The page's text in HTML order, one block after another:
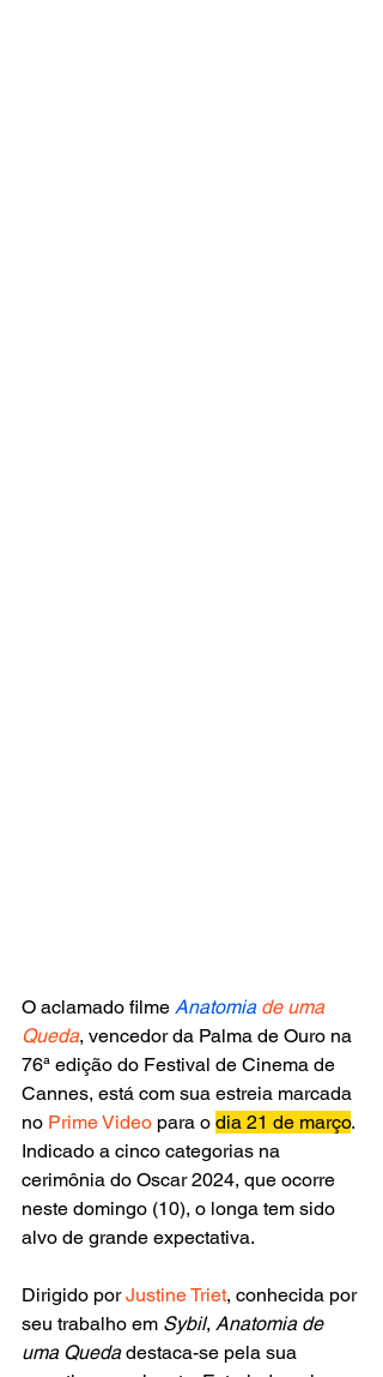
O aclamado filme Anatomia de uma
Queda, vencedor da Palma de Ouro na
76ª edição do Festival de Cinema de
Cannes, está com sua estreia marcada
no Prime Video para o dia 21 de março.
Indicado a cinco categorias na
cerimônia do Oscar 2024, que ocorre
neste domingo (10), o longa tem sido
alvo de grande expectativa.
Dirigido por Justine Triet, conhecida por
seu trabalho em Sybil, Anatomia de
uma Queda destaca-se pela sua